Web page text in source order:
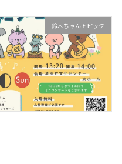
鈴木ちゃんトピック